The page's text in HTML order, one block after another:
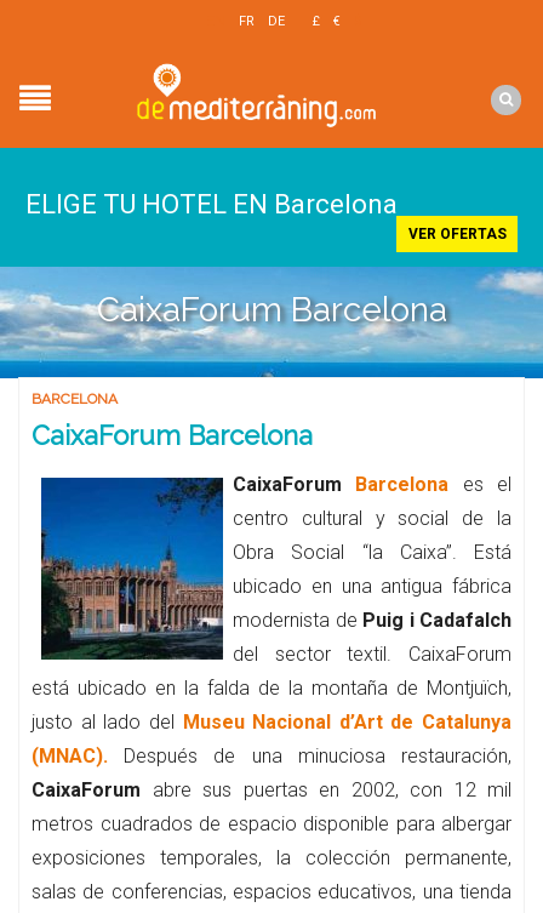
FR DE £ €
ELIGE TU HOTEL EN Barcelona
VER OFERTAS
CaixaForum Barcelona
BARCELONA
CaixaForum Barcelona
CaixaForum Barcelona es el
centro cultural y social de la
Obra Social “la Caixa”. Está
ubicado en una antigua fábrica
modernista de Puig i Cadafalch
del sector textil. CaixaForum
está ubicado en la falda de la montaña de Montjuïch,
justo al lado del Museu Nacional d’Art de Catalunya
(MNAC). Después de una minuciosa restauración,
CaixaForum abre sus puertas en 2002, con 12 mil
metros cuadrados de espacio disponible para albergar
exposiciones temporales, la colección permanente,
salas de conferencias, espacios educativos, una tienda